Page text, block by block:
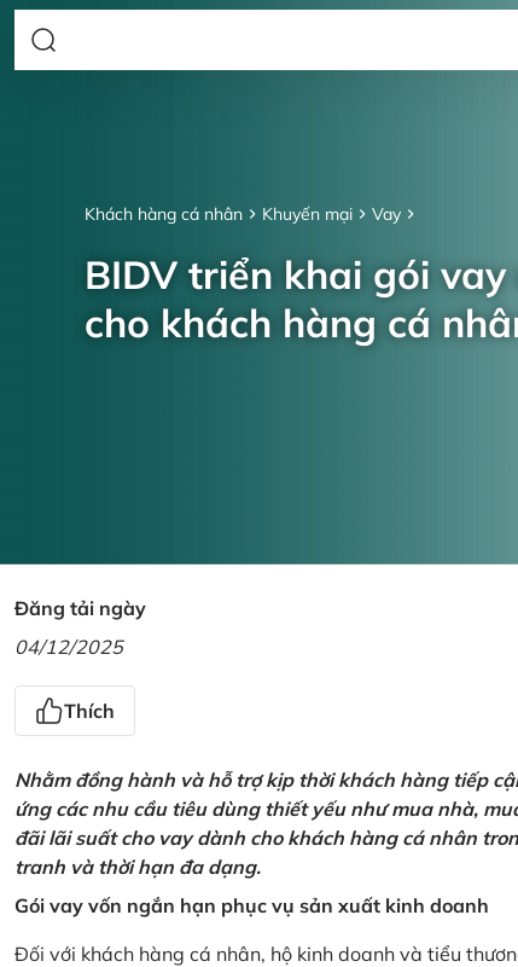
Khách hàng cá nhân Khuyến mại Vay
BIDV triển khai gói
cho khách hàng cá
Đăng tải ngày
04/12/2025
Thích
Nhằm đồng hành và hỗ trợ kịp thời khách hàng tiếp
ứng các nhu cầu tiêu dùng thiết yếu như mua nhà,
đãi lãi suất cho vay dành cho khách hàng cá nhân
tranh và thời hạn đa dạng.
Gói vay vốn ngắn hạn phục vụ sản xuất kinh doanh
Đối với khách hàng cá nhân, hộ kinh doanh và tiểu